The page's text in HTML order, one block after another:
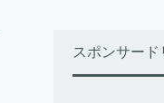
スポンサード